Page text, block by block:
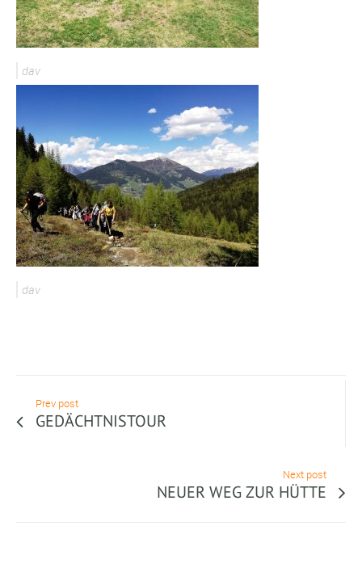
dav
dav
Prev post
GEDÄCHTNISTOUR
Next post
NEUER WEG ZUR HÜTTE